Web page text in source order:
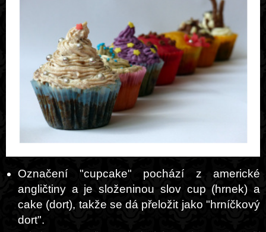
Označení "cupcake" pochází z americké
angličtiny a je složeninou slov cup (hrnek) a
cake (dort), takže se dá přeložit jako "hrníčkový
dort".